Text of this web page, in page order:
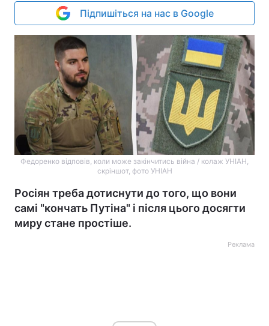
Підпишіться на нас в Google
Федоренко відповів, коли може закінчитись війна / колаж УНІАН,
скріншот, фото УНІАН
Росіян треба дотиснути до того, що вони
самі "кончать Путіна" і після цього досягти
миру стане простіше.
Реклама